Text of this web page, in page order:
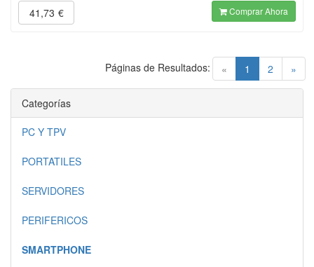
41,73 € Comprar Ahora
« 1 (current)
2 »
Páginas de Resultados:
Categorías
PC Y TPV
PORTATILES
SERVIDORES
PERIFERICOS
SMARTPHONE